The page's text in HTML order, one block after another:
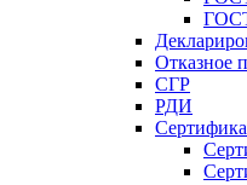
Отказное
СГР
РДИ